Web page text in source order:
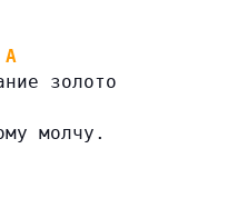
A
золото
молчу.